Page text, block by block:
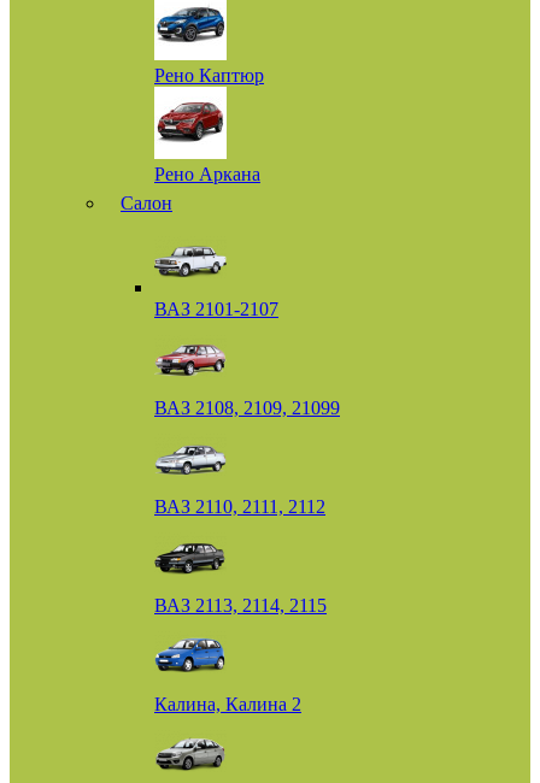
Рено Каптюр
Рено Аркана
Салон
ВАЗ 2101-2107
ВАЗ 2108, 2109, 21099
ВАЗ 2110, 2111, 2112
ВАЗ 2113, 2114, 2115
Калина, Калина 2